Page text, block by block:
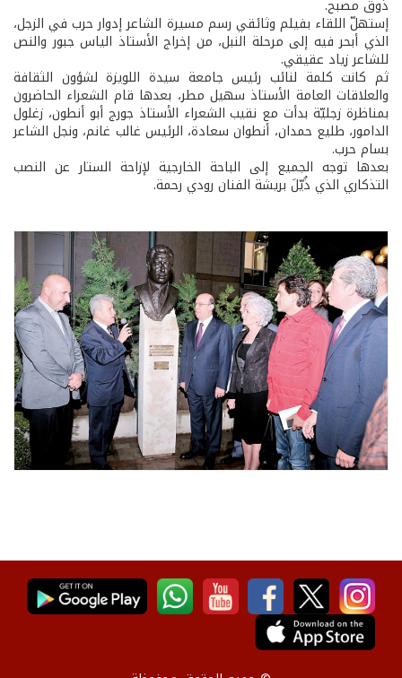
ذوق مصبح.
إستهلّ اللقاء بفيلم وثائقي رسم مسيرة الشاعر إدوار حرب في الزجل،
الذي أبحر فيه إلى مرحلة النبل، من إخراج الأستاذ الياس جبور والنص
للشاعر زياد عقيقي.
ثم كانت كلمة لنائب رئيس جامعة سيدة اللويزة لشؤون الثقافة
والعلاقات العامة الأستاذ سهيل مطر، بعدها قام الشعراء الحاضرون
بمناظرة زجليّة بدأت مع نقيب الشعراء الأستاذ جورج أبو أنطون، زغلول
الدامور، طليع حمدان، أنطوان سعادة، الرئيس غالب غانم، ونجل الشاعر
بسام حرب.
بعدها توجه الجميع إلى الباحة الخارجية لإزاحة الستار عن النصب
التذكاري الذي ذُيّلَ بريشة الفنان رودي رحمة.